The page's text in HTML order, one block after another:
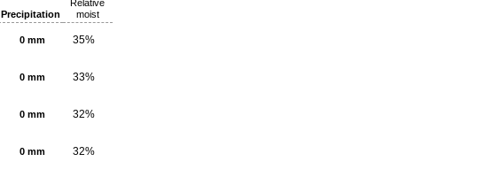
Precipitation
Relative
moist
0 mm 35%
0 mm 33%
0 mm 32%
0 mm 32%